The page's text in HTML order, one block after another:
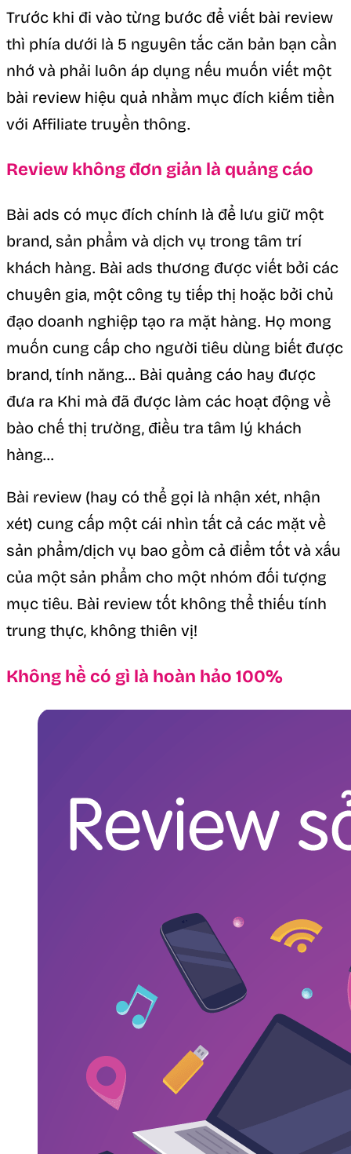
Trước khi đi vào từng bước để viết bài review
thì phía dưới là 5 nguyên tắc căn bản bạn cần
nhớ và phải luôn áp dụng nếu muốn viết một
bài review hiệu quả nhằm mục đích kiếm tiền
với Affiliate truyền thông.
Review không đơn giản là quảng cáo
Bài ads có mục đích chính là để lưu giữ một
brand, sản phẩm và dịch vụ trong tâm trí
khách hàng. Bài ads thương được viết bởi các
chuyên gia, một công ty tiếp thị hoặc bởi chủ
đạo doanh nghiệp tạo ra mặt hàng. Họ mong
muốn cung cấp cho người tiêu dùng biết được
brand, tính năng… Bài quảng cáo hay được
đưa ra Khi mà đã được làm các hoạt động về
bào chế thị trường, điều tra tâm lý khách
hàng…
Bài review (hay có thể gọi là nhận xét, nhận
xét) cung cấp một cái nhìn tất cả các mặt về
sản phẩm/dịch vụ bao gồm cả điểm tốt và xấu
của một sản phẩm cho một nhóm đối tượng
mục tiêu. Bài review tốt không thể thiếu tính
trung thực, không thiên vị!
Không hề có gì là hoàn hảo 100%